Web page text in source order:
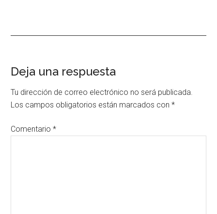
Interacciones
con
los
lectores
Deja una respuesta
Tu dirección de correo electrónico no será publicada.
Los campos obligatorios están marcados con*
Comentario*